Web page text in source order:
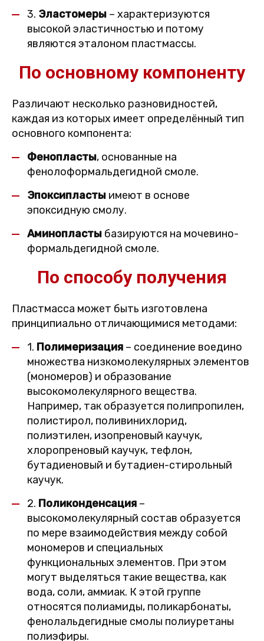
3. Эластомеры – характеризуются
высокой эластичностью и потому
являются эталоном пластмассы.
По основному компоненту
Различают несколько разновидностей,
каждая из которых имеет определённый тип
основного компонента:
Фенопласты, основанные на
фенолоформальдегидной смоле.
Эпоксипласты имеют в основе
эпоксидную смолу.
Аминопласты базируются на мочевино-
формальдегидной смоле.
По способу получения
Пластмасса может быть изготовлена
принципиально отличающимися методами:
1. Полимеризация – соединение воедино
множества низкомолекулярных элементов
(мономеров) и образование
высокомолекулярного вещества.
Например, так образуется полипропилен,
полистирол, поливинихлорид,
полиэтилен, изопреновый каучук,
хлоропреновый каучук, тефлон,
бутадиеновый и бутадиен-стирольный
каучук.
2. Поликонденсация –
высокомолекулярный состав образуется
по мере взаимодействия между собой
мономеров и специальных
функциональных элементов. При этом
могут выделяться такие вещества, как
вода, соли, аммиак. К этой группе
относятся полиамиды, поликарбонаты,
фенолальдегидные смолы полиуретаны
полиэфиры.